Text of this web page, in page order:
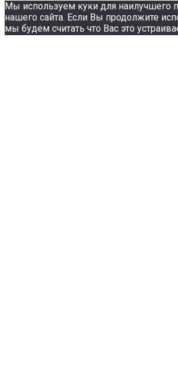
Мы используем куки для наилучшего
нашего сайта. Если Вы продолжите
мы будем считать что Вас это